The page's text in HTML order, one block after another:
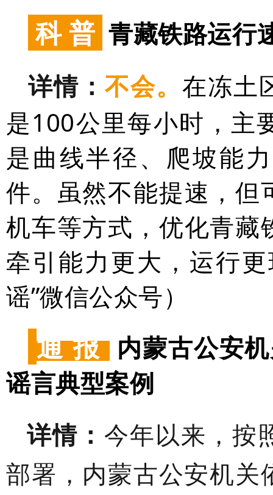
科 普 青藏铁路运行
详情：不会。 在冻土
是100公里每小时，主
是曲线半径、爬坡能
件。虽然不能提速，但
机车等方式，优化青藏
牵引能力更大，运行
谣”微信公众号）
通 报 内蒙古公安
谣言典型案例
详情： 今年以来，按
部署，内蒙古公安机关